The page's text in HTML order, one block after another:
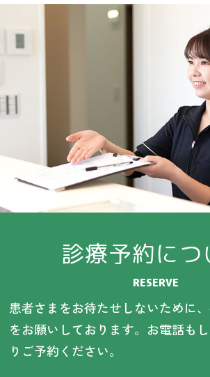
診療予約につ
RESERVE
患者さまをお待たせしないために
をお願いしております。お電話も
りご予約ください。